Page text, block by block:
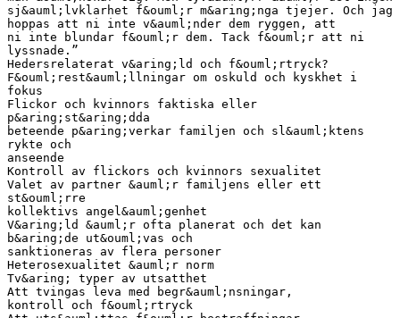
sj&auml;lvklarhet f&ouml;r m&aring;nga tjejer. Och jag
hoppas att ni inte v&auml;nder dem ryggen, att
ni inte blundar f&ouml;r dem. Tack f&ouml;r att ni
lyssnade.”
Hedersrelaterat v&aring;ld och f&ouml;rtryck?
F&ouml;rest&auml;llningar om oskuld och kyskhet i
fokus
Flickor och kvinnors faktiska eller
p&aring;st&aring;dda
beteende p&aring;verkar familjen och sl&auml;ktens
rykte och
anseende
Kontroll av flickors och kvinnors sexualitet
Valet av partner &auml;r familjens eller ett
st&ouml;rre
kollektivs angel&auml;genhet
V&aring;ld &auml;r ofta planerat och det kan
b&aring;de ut&ouml;vas och
sanktioneras av flera personer
Heterosexualitet &auml;r norm
Tv&aring; typer av utsatthet
Att tvingas leva med begr&auml;nsningar,
kontroll och f&ouml;rtryck